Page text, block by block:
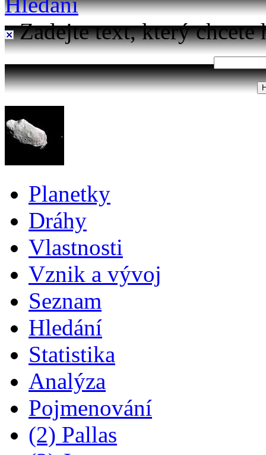
Zadejte text, který chcete
Planetky
Dráhy
Vlastnosti
Vznik a vývoj
Seznam
Hledání
Statistika
Analýza
Pojmenování
(2) Pallas